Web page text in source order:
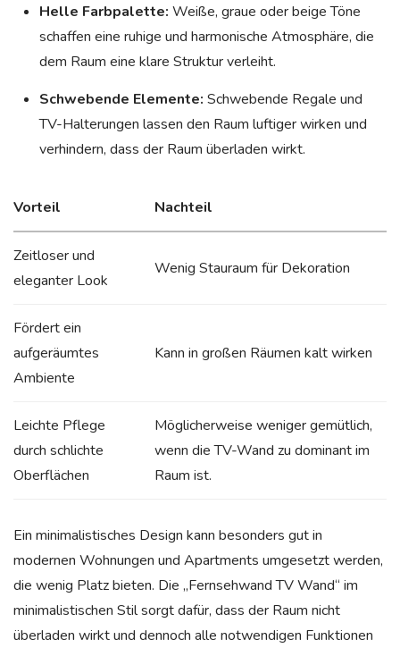
Helle Farbpalette: Weiße, graue oder beige Töne
schaffen eine ruhige und harmonische Atmosphäre, die
dem Raum eine klare Struktur verleiht.
Schwebende Elemente: Schwebende Regale und
TV-Halterungen lassen den Raum luftiger wirken und
verhindern, dass der Raum überladen wirkt.
Vorteil Nachteil
Zeitloser und
eleganter Look
Wenig Stauraum für Dekoration
Fördert ein
aufgeräumtes
Ambiente
Kann in großen Räumen kalt wirken
Leichte Pflege
durch schlichte
Oberflächen
Möglicherweise weniger gemütlich,
wenn die TV-Wand zu dominant im
Raum ist.
Ein minimalistisches Design kann besonders gut in
modernen Wohnungen und Apartments umgesetzt werden,
die wenig Platz bieten. Die „Fernsehwand TV Wand“ im
minimalistischen Stil sorgt dafür, dass der Raum nicht
überladen wirkt und dennoch alle notwendigen Funktionen